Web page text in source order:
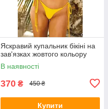
Яскравий купальник бікіні на
зав'язках жовтого кольору
В наявності
370 ₴ 450 ₴
Купити